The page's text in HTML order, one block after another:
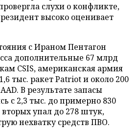
слухи о конфликте,
высоко оценивает
с Ираном Пентагон
дополнительные 67 млрд
CSIS, американская армия
тыс. ракет Patriot и около 200
В результате запасы
с 2,3 тыс. до примерно 830
упал до 278 штук,
нехватку средств ПВО.